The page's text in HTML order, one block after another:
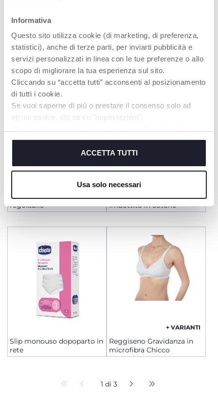
Informativa
Questo sito utilizza cookie (di marketing, di preferenza,
statistici), anche di terze parti, per inviarti pubblicità e
servizi personalizzati in linea con le tue preferenze o allo
scopo di migliorare la tua esperienza sul sito.
Cliccando su “accetta tutti” acconsenti al posizionamento
di tutti i cookie.
Se vuoi saperne di più o prestare il consenso solo ad
alcuni cookie, clicca su "impostazioni".
cookie tecnici, indispensabili per fruire del servizio
ACCETTA TUTTI
Usa solo necessari
+ VARIANTI
Slip monouso dopoparto in
tessuto non tessuto
+ VARIANTI
Guaina gravidanza
regolabile Chicco
+ VARIANTI
Guaina post parto
regolabile
Reggiseno Gravidanza
Imbottito in cotone
Slip monouso dopoparto in
rete
+ VARIANTI
Reggiseno Gravidanza in
microfibra Chicco
1 di 3